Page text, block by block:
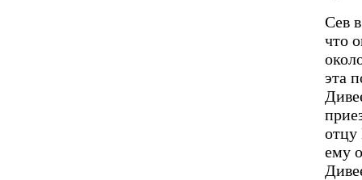
Сев
что
эта
отцу
ему